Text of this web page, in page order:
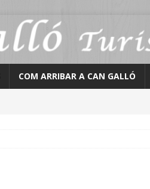
COM ARRIBAR A CAN GALLÓ